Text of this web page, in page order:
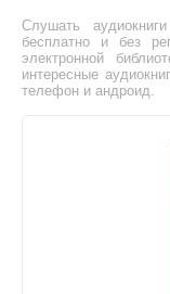
Слушать
бесплатно и без
электронной
интересные
телефон и андроид.